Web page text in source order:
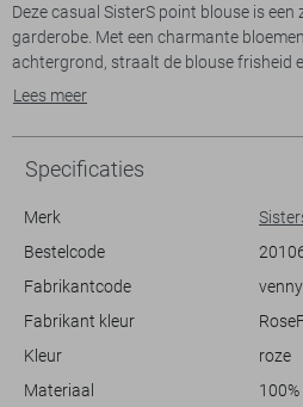
Deze casual SisterS point blouse is
garderobe. Met een charmante
achtergrond, straalt de blouse frisheid
geeft een verfijnde uitstraling, terwijl de
polyester biedt de blouse ademend
zomerse uitjes en informele
Door de regular fit zit de blouse
gemakkelijk. De delicate bloemenprint
normale lengte en speelse stijl is deze
voor een dagje in de stad of een
deze SisterS point blouse toe aan je
Lees meer
Specificaties
Merk
Bestelcode
Fabrikantcode
Fabrikant kleur
Kleur
roze
Materiaal